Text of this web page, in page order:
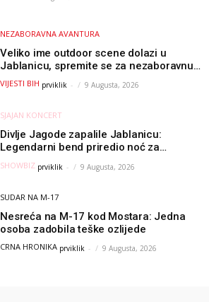
od raka
NEZABORAVNA AVANTURA
Veliko ime outdoor scene dolazi u
Jablanicu, spremite se za nezaboravnu
avanturu (VIDEO) !
VIJESTI BIH prviklik - 9 Augusta, 2026
SJAJAN KONCERT
Divlje Jagode zapalile Jablanicu:
Legendarni bend priredio noć za
pamćenje
SHOWBIZ prviklik - 9 Augusta, 2026
SUDAR NA M-17
Nesreća na M-17 kod Mostara: Jedna
osoba zadobila teške ozlijede
CRNA HRONIKA prviklik - 9 Augusta, 2026